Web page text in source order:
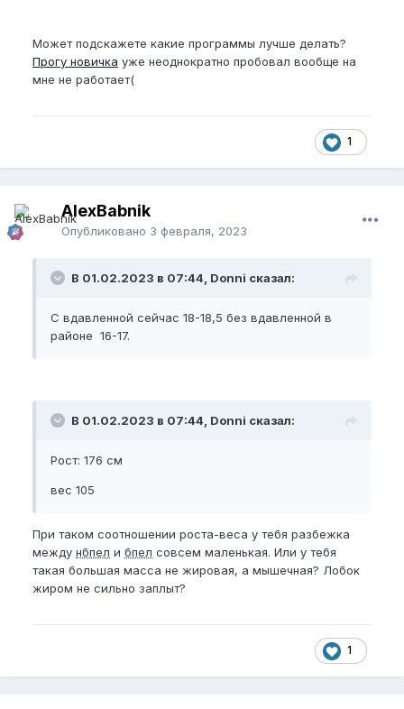
Может подскажете какие программы лучше делать?
Прогу новичка уже неоднократно пробовал вообще на
мне не работает(
1
AlexBabnik
Опубликовано 3 февраля, 2023
В 01.02.2023 в 07:44, Donni сказал:
С вдавленной сейчас 18-18,5 без вдавленной в
районе 16-17.
В 01.02.2023 в 07:44, Donni сказал:
Рост: 176 см
вес 105
При таком соотношении роста-веса у тебя разбежка
между нбпел и бпел совсем маленькая. Или у тебя
такая большая масса не жировая, а мышечная? Лобок
жиром не сильно заплыт?
1